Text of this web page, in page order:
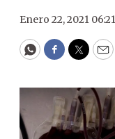
Enero 22, 2021
WhatsApp
Facebook